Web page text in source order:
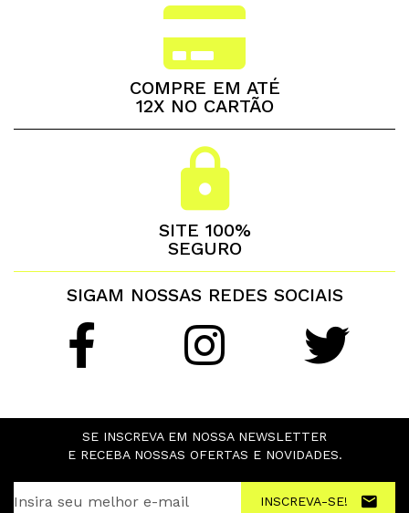
COMPRE EM ATÉ
12X NO CARTÃO
SITE 100%
SEGURO
SIGAM NOSSAS REDES SOCIAIS
SE INSCREVA EM NOSSA NEWSLETTER
E RECEBA NOSSAS OFERTAS E NOVIDADES.
INSCREVA-SE!